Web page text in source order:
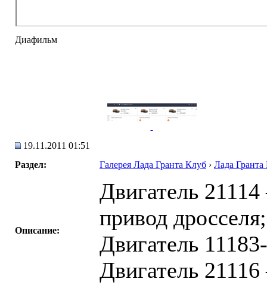
Диафильм
19.11.2011 01:51
Раздел:
Галерея Лада Гранта Клуб › Лада Гранта
Описание:
Двигатель
привод дросселя;
Двигатель
Двигатель